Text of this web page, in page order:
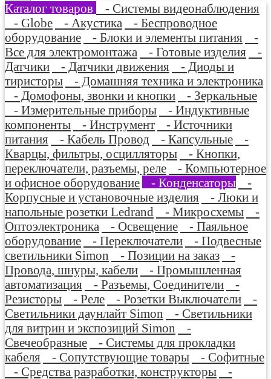
Каталог товаров
- Системы видеонаблюдения
- Globe
- Акустика
- Беспроводное
оборудование
- Блоки и элементы питания
-
Все для электромонтажа
- Готовые изделия
-
Датчики
- Датчики движения
- Диоды и
тиристоры
- Домашняя техника и электроника
- Домофоны, звонки и кнопки
- Зеркальные
- Измерительные приборы
- Индуктивные
компоненты
- Инструмент
- Источники
питания
- Кабель Провод - Капсульные
-
Кварцы, фильтры, осцилляторы
- Кнопки,
переключатели, разъемы, реле
- Компьютерное
и офисное оборудование
- Конденсаторы
-
Корпусные и установочные изделия
- Люки и
напольные розетки Ledrand
- Микросхемы
-
Оптоэлектроника
- Освещение
- Паяльное
оборудование
- Переключатели
- Подвесные
светильники Simon
- Позиции на заказ
-
Провода, шнуры, кабели
- Промышленная
автоматизация
- Разъемы, Соединители
-
Резисторы
- Реле - Розетки Выключатели
-
Светильники даунлайт Simon
- Светильники
для витрин и экспозиций Simon
-
Свечеобразные
- Системы для прокладки
кабеля
- Сопутствующие товары
- Софитные
- Средства разработки, конструкторы
-